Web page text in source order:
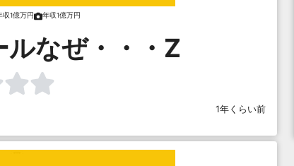
収1億万円 年収1億万円
なぜ・・・Z
1年くらい前